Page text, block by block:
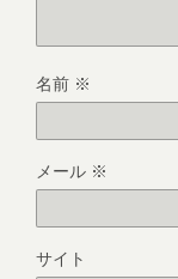
名前 ※
メール ※
サイト